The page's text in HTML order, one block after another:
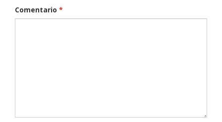
Comentario *